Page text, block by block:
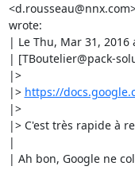
wrote:
| Le Thu, Mar 31, 2016
| [TBoutelier@pack-
|>
|> https://
|>
|> C'est très rapide à
|
| Ah bon, Google ne